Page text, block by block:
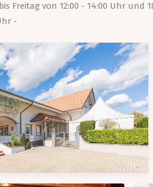
Freitag von 12:00 - 14:00 Uhr und
-